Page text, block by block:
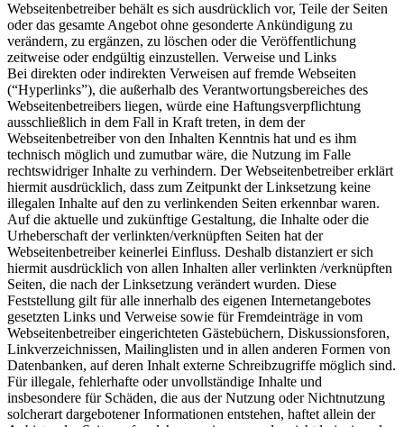
Webseitenbetreiber behält es sich ausdrücklich vor, Teile der Seiten
oder das gesamte Angebot ohne gesonderte Ankündigung zu
verändern, zu ergänzen, zu löschen oder die Veröffentlichung
zeitweise oder endgültig einzustellen. Verweise und Links
Bei direkten oder indirekten Verweisen auf fremde Webseiten
(“Hyperlinks”), die außerhalb des Verantwortungsbereiches des
Webseitenbetreibers liegen, würde eine Haftungsverpflichtung
ausschließlich in dem Fall in Kraft treten, in dem der
Webseitenbetreiber von den Inhalten Kenntnis hat und es ihm
technisch möglich und zumutbar wäre, die Nutzung im Falle
rechtswidriger Inhalte zu verhindern. Der Webseitenbetreiber erklärt
hiermit ausdrücklich, dass zum Zeitpunkt der Linksetzung keine
illegalen Inhalte auf den zu verlinkenden Seiten erkennbar waren.
Auf die aktuelle und zukünftige Gestaltung, die Inhalte oder die
Urheberschaft der verlinkten/verknüpften Seiten hat der
Webseitenbetreiber keinerlei Einfluss. Deshalb distanziert er sich
hiermit ausdrücklich von allen Inhalten aller verlinkten /verknüpften
Seiten, die nach der Linksetzung verändert wurden. Diese
Feststellung gilt für alle innerhalb des eigenen Internetangebotes
gesetzten Links und Verweise sowie für Fremdeinträge in vom
Webseitenbetreiber eingerichteten Gästebüchern, Diskussionsforen,
Linkverzeichnissen, Mailinglisten und in allen anderen Formen von
Datenbanken, auf deren Inhalt externe Schreibzugriffe möglich sind.
Für illegale, fehlerhafte oder unvollständige Inhalte und
insbesondere für Schäden, die aus der Nutzung oder Nichtnutzung
solcherart dargebotener Informationen entstehen, haftet allein der